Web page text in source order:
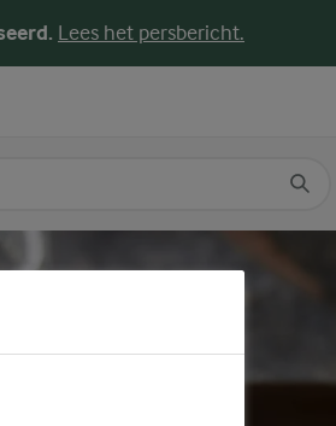
Lees het persbericht.